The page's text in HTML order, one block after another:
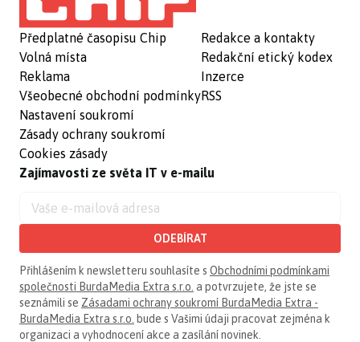
Předplatné časopisu Chip
Volná místa
Reklama
Všeobecné obchodní podmínky
Nastavení soukromí
Zásady ochrany soukromí
Cookies zásady
Redakce a kontakty
Redakční etický kodex
Inzerce
RSS
Zajímavosti ze světa IT v e-mailu
ODEBÍRAT
Přihlášením k newsletteru souhlasíte s Obchodními podmínkami
společnosti BurdaMedia Extra s.r.o. a potvrzujete, že jste se
seznámili se Zásadami ochrany soukromí BurdaMedia Extra -
BurdaMedia Extra s.r.o. bude s Vašimi údaji pracovat zejména k
organizaci a vyhodnocení akce a zasílání novinek.